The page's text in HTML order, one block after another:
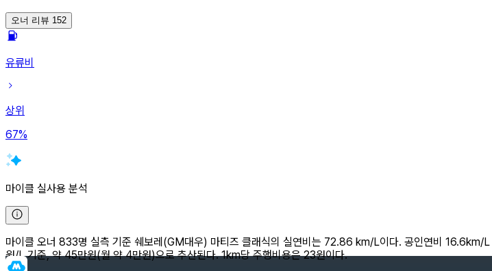
오너 리뷰 152
유류비
상위
67%
마이클 실사용 분석
마이클 오너 833명 실측 기준 쉐보레(GM대우) 마티즈 클래식의 실연비는 72.86 km/L이다. 공인연비
원/L 기준, 약 45만원(월 약 4만원)으로 추산된다. 1km당 주행비용은 23원이다.